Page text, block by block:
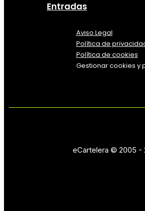
Entradas
Aviso Legal
Política de
Política de cookies
Gestionar cookies y
eCartelera © 2005 -